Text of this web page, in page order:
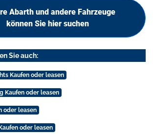
Abarth und andere Fahrzeuge
können Sie hier suchen
Sie auch:
Kaufen oder leasen
Kaufen oder leasen
oder leasen
oder leasen